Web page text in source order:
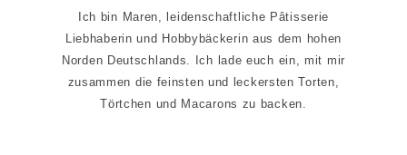
Ich bin Maren, leidenschaftliche Pâtisserie
Liebhaberin und Hobbybäckerin aus dem hohen
Norden Deutschlands. Ich lade euch ein, mit mir
zusammen die feinsten und leckersten Torten,
Törtchen und Macarons zu backen.